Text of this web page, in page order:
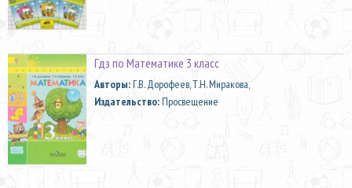
Гдз по Математике 3 класс
Aвторы:Г.В. Дорофеев, Т.Н. Миракова,
Издательство:Просвещение